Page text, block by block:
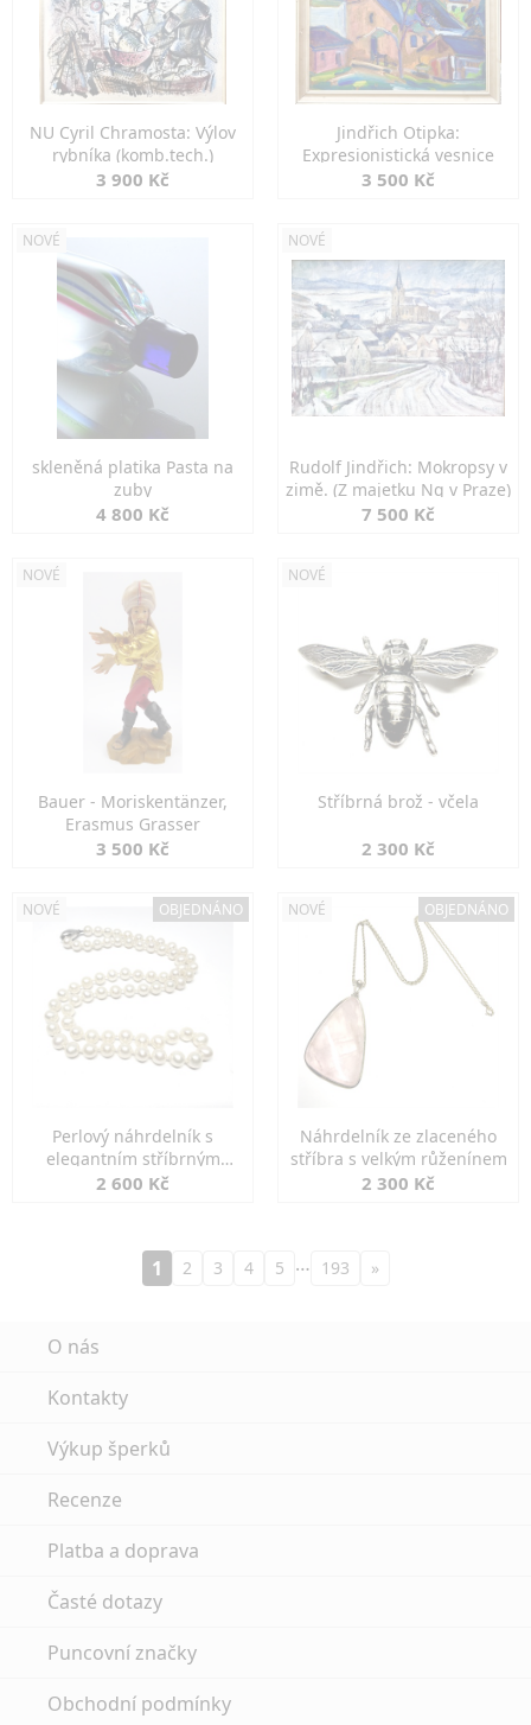
NU Cyril Chramosta: Výlov
rybníka (komb.tech.)
3 900 Kč
Jindřich Otipka:
Expresionistická vesnice
3 500 Kč
NOVÉ
skleněná platika Pasta na
zuby
4 800 Kč
NOVÉ
Rudolf Jindřich: Mokropsy v
zimě. (Z majetku Ng v Praze)
7 500 Kč
NOVÉ
Bauer - Moriskentänzer,
Erasmus Grasser
3 500 Kč
NOVÉ
Stříbrná brož - včela
2 300 Kč
NOVÉ OBJEDNÁNO
Perlový náhrdelník s
elegantním stříbrným
zapínáním
2 600 Kč
NOVÉ OBJEDNÁNO
Náhrdelník ze zlaceného
stříbra s velkým růženínem
2 300 Kč
1 2 3 4 5 … 193 »
O nás
Kontakty
Výkup šperků
Recenze
Platba a doprava
Časté dotazy
Puncovní značky
Obchodní podmínky